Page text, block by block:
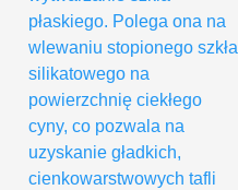
płaskiego. Polega ona na
wlewaniu stopionego szkła
silikatowego na
powierzchnię ciekłego
cyny, co pozwala na
uzyskanie gładkich,
cienkowarstwowych tafli